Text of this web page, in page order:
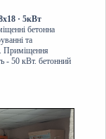
· 5кВт
бетонна
та
Приміщення
- 50 кВт. бетонний